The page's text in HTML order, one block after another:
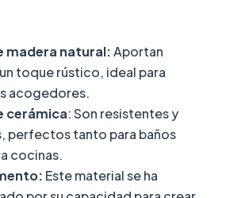
madera natural:Aportan
toque rústico, ideal para
acogedores.
cerámica: Son resistentes y
perfectos tanto para baños
cocinas.
Este material se ha